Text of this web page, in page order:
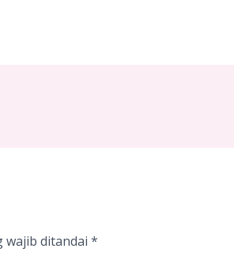
wajib ditandai *